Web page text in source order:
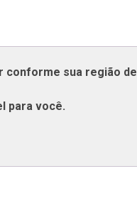
conforme sua região de
para você.